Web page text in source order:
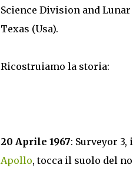
Science Division and
Texas (Usa).
Ricostruiamo la storia:
20 Aprile 1967: Surveyor
Apollo, tocca il suolo del